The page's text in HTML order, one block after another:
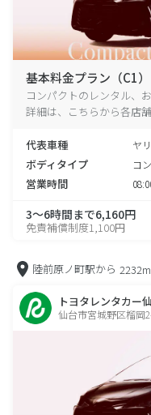
基本料金プラン（C1）
コンパクトのレンタル、
詳細は、こちらから各店
代表車種 ヤ
ボディタイプ コ
営業時間
3～6時間まで6,160円
免責補償制度1,100円
陸前原ノ町駅から 2232m
トヨタレンタカー
仙台市宮城野区榴岡